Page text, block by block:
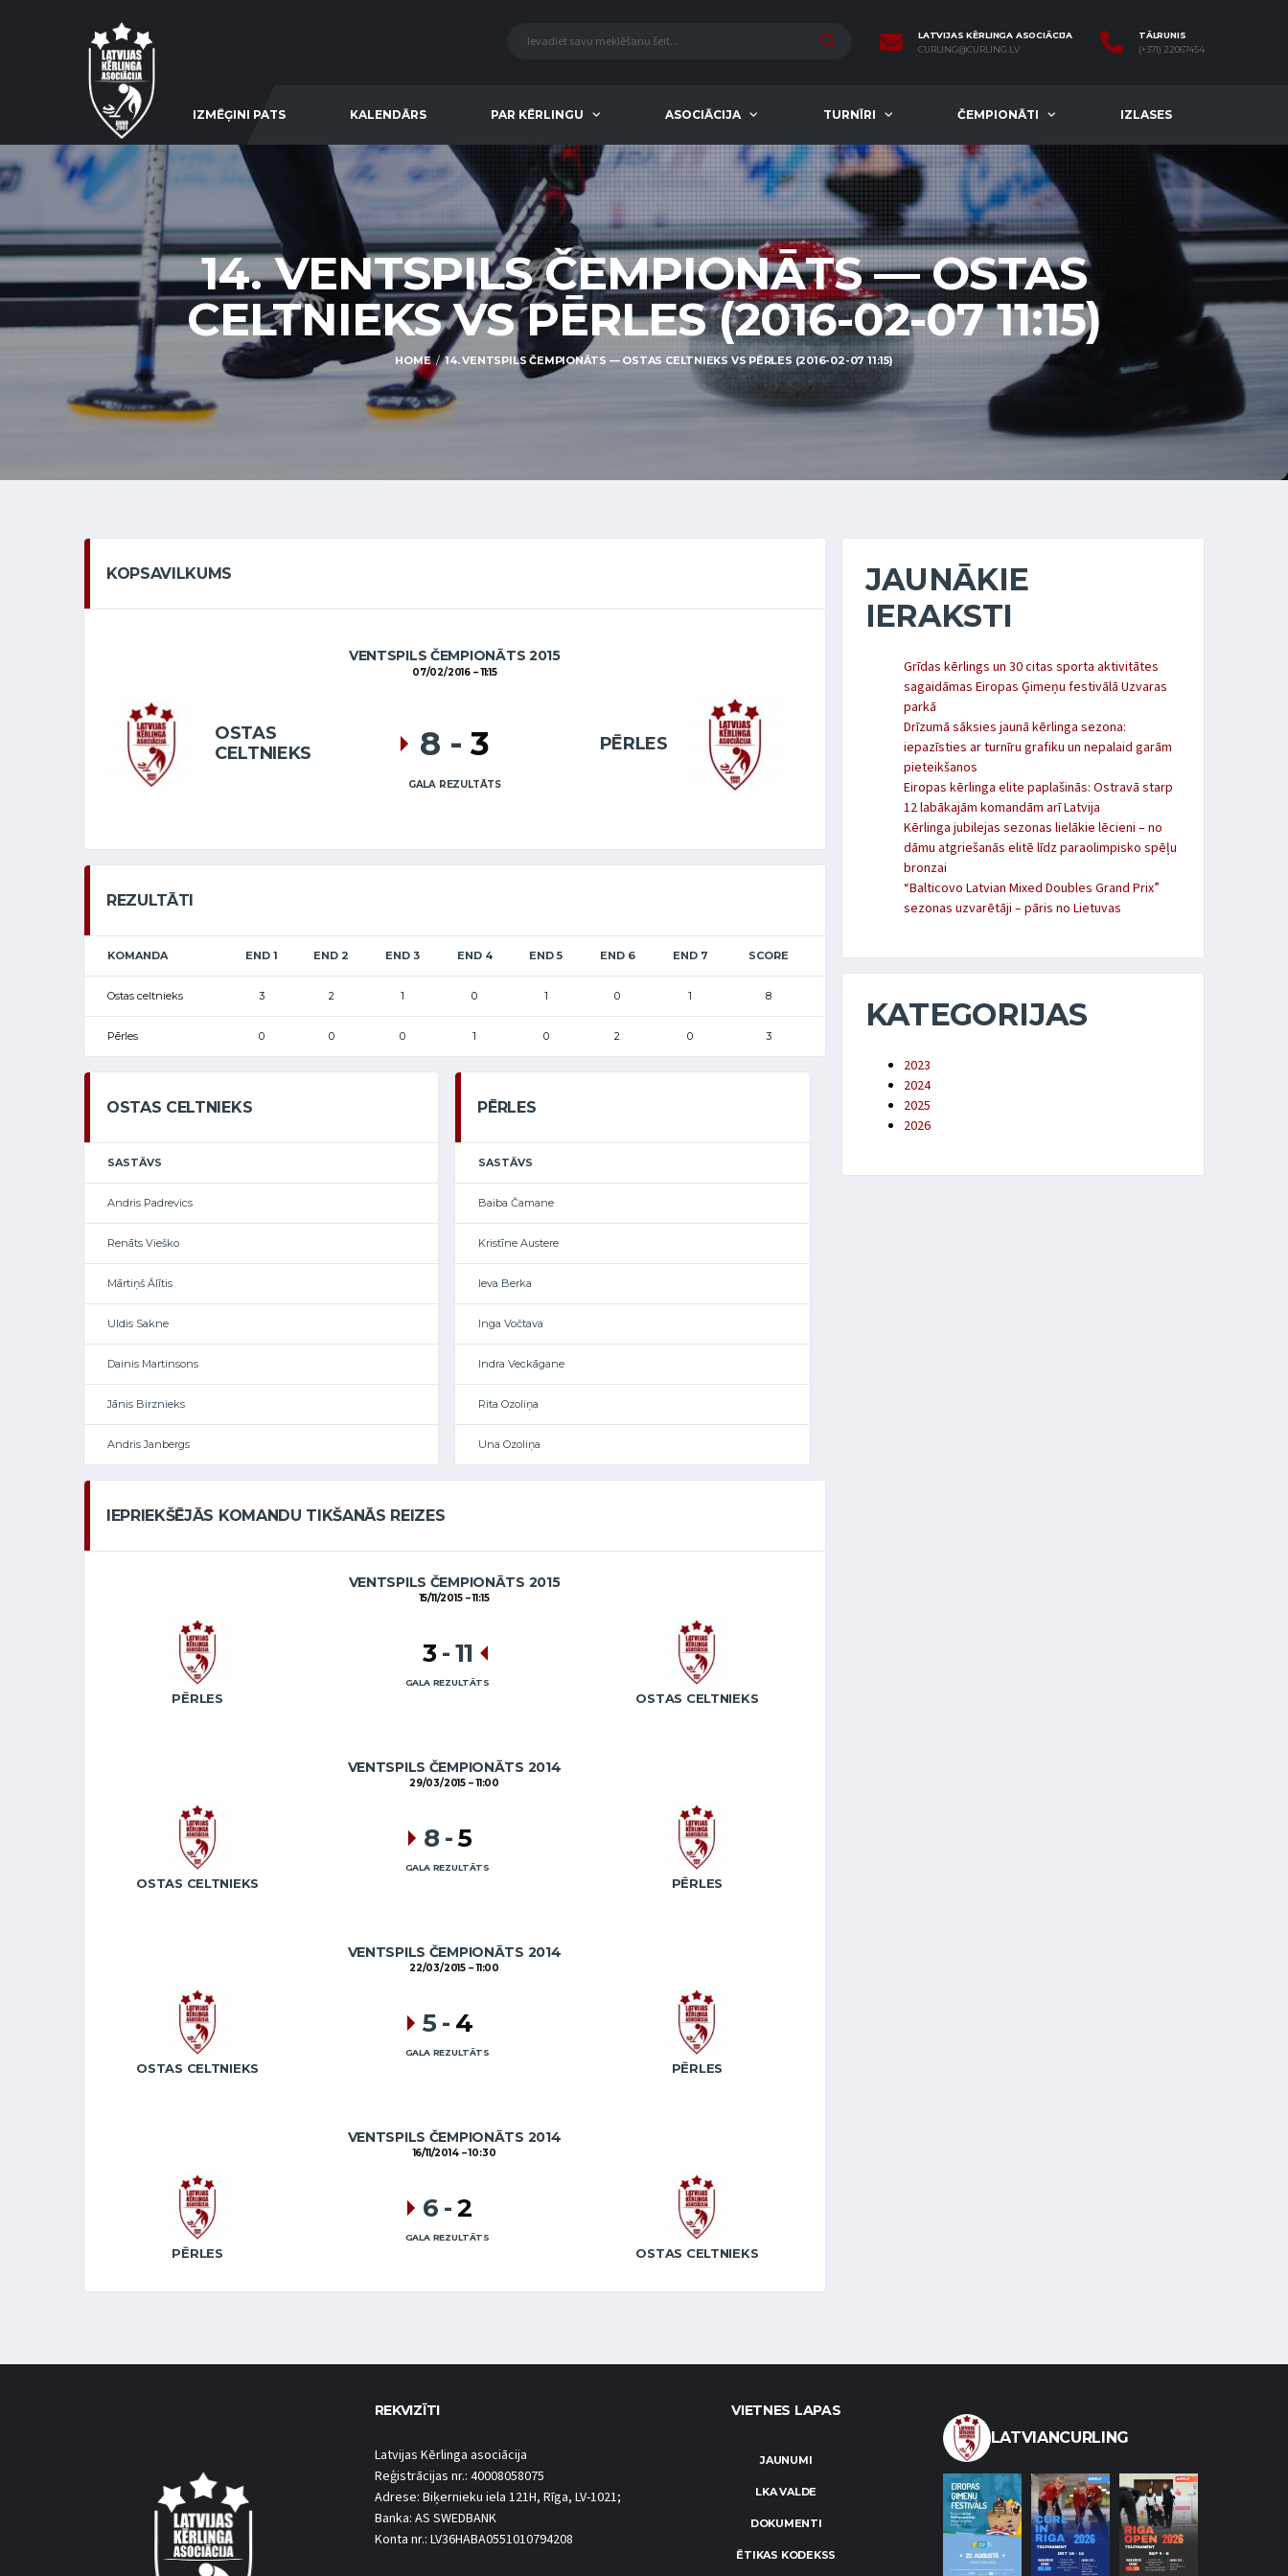
LATVIJAS KĒRLINGA ASOCIĀCIJA
CURLING@CURLING.LV
TĀLRUNIS
(+371) 22067454
IZMĒĢINI PATS KALENDĀRS PAR KĒRLINGU ASOCIĀCIJA TURNĪRI ČEMPIONĀTI IZLASES
14. VENTSPILS ČEMPIONĀTS — OSTAS
CELTNIEKS VS PĒRLES (2016-02-07 11:15)
HOME 14. VENTSPILS ČEMPIONĀTS — OSTAS CELTNIEKS VS PĒRLES (2016-02-07 11:15)
KOPSAVILKUMS
VENTSPILS ČEMPIONĀTS 2015
07/02/2016 11:15
OSTAS
CELTNIEKS
PĒRLES
8 - 3
GALA REZULTĀTS
REZULTĀTI
KOMANDA END 1 END 2 END 3 END 4 END 5 END 6 END 7 SCORE
Ostas celtnieks 3 2 1 0 1 0 1 8
Pērles 0 0 0 1 0 2 0 3
OSTAS CELTNIEKS
SASTĀVS
Andris Padrevics
Renāts Vieško
Mārtiņš Ālītis
Uldis Sakne
Dainis Martinsons
Jānis Birznieks
Andris Janbergs
PĒRLES
SASTĀVS
Baiba Čamane
Kristīne Austere
Ieva Berka
Inga Vočtava
Indra Veckāgane
Rita Ozoliņa
Una Ozoliņa
IEPRIEKŠĒJĀS KOMANDU TIKŠANĀS REIZES
VENTSPILS ČEMPIONĀTS 2015
15/11/2015 11:15
PĒRLES OSTAS CELTNIEKS
3 -11
GALA REZULTĀTS
VENTSPILS ČEMPIONĀTS 2014
29/03/2015 11:00
OSTAS CELTNIEKS PĒRLES
8 -5
GALA REZULTĀTS
VENTSPILS ČEMPIONĀTS 2014
22/03/2015 11:00
OSTAS CELTNIEKS PĒRLES
5 - 4
GALA REZULTĀTS
VENTSPILS ČEMPIONĀTS 2014
16/11/2014 10:30
PĒRLES OSTAS CELTNIEKS
6 -2
GALA REZULTĀTS
JAUNĀKIE
IERAKSTI
Grīdas kērlings un 30 citas sporta aktivitātes
sagaidāmas Eiropas Ģimeņu festivālā Uzvaras
parkā
Drīzumā sāksies jaunā kērlinga sezona:
iepazīsties ar turnīru grafiku un nepalaid garām
pieteikšanos
Eiropas kērlinga elite paplašinās: Ostravā starp
12 labākajām komandām arī Latvija
Kērlinga jubilejas sezonas lielākie lēcieni – no
dāmu atgriešanās elitē līdz paraolimpisko spēļu
bronzai
“Balticovo Latvian Mixed Doubles Grand Prix”
sezonas uzvarētāji – pāris no Lietuvas
KATEGORIJAS
2023
2024
2025
2026
REKVIZĪTI
Latvijas Kērlinga asociācija
Reģistrācijas nr.: 40008058075
Adrese: Biķernieku iela 121H, Rīga, LV-1021;
Banka: AS SWEDBANK
Konta nr.: LV36HABA0551010794208
VIETNES LAPAS
JAUNUMI
LKA VALDE
DOKUMENTI
ĒTIKAS KODEKSS
LATVIANCURLING